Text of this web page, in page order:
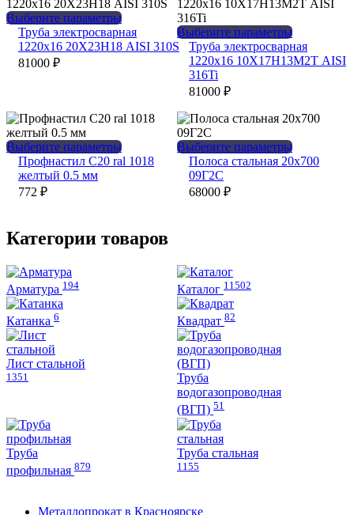
Выберите параметрыЭтот
товар
имеет
выбрать
странице
товара.
Труба электросварная
1220х16 20Х23Н18 AISI 310S
81000 ₽
Выберите параметрыЭтот
товар
имеет
можно
на
странице
Труба электросварная
1220х16 10Х17Н13М2Т AISI
316Ti
81000 ₽
Выберите параметрыЭтот
товар
выбрать
Профнастил С20 ral 1018
желтый 0.5 мм
772 ₽
Выберите параметрыЭтот
товар
Полоса стальная 20х700
09Г2С
68000 ₽
Категории товаров
Арматура 194 Каталог 11502
Катанка 6 Квадрат 82
Лист стальной
1351
Труба
водогазопроводная
(ВГП) 51
Труба
профильная 879
Труба стальная
1155
Металлопрокат в Красноярске